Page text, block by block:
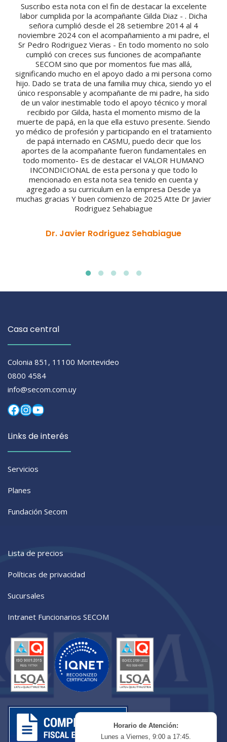
Suscribo esta nota con el fin de destacar la excelente
labor cumplida por la acompañante Gilda Diaz - . Dicha
señora cumplió desde el 28 setiembre 2014 al 4
noviembre 2024 con el acompañamiento a mi padre, el
Sr Pedro Rodriguez Vieras - En todo momento no solo
cumplió con creces sus funciones de acompañante
SECOM sino que por momentos fue mas allá,
significando mucho en el apoyo dado a mi persona como
hijo. Dado se trata de una familia muy chica, siendo yo el
único responsable y acompañante de mi padre, ha sido
de un valor inestimable todo el apoyo técnico y moral
recibido por Gilda, hasta el momento mismo de la
muerte de papá, en la que ella estuvo presente. Siendo
yo médico de profesión y participando en el tratamiento
de papá internado en CASMU, puedo decir que los
aportes de la acompañante fueron fundamentales en
todo momento- Es de destacar el VALOR HUMANO
INCONDICIONAL de esta persona y que todo lo
mencionado en esta nota sea tenido en cuenta y
agregado a su curriculum en la empresa Desde ya
muchas gracias Y buen comienzo de 2025 Atte Dr Javier
Rodriguez Sehabiague
Dr. Javier Rodriguez Sehabiague
Casa central
Colonia 851, 11100 Montevideo
0800 4584
info@secom.com.uy
Facebook
Instagram
YouTube
Links de interés
Servicios
Planes
Fundación Secom
Lista de precios
Políticas de privacidad
Sucursales
Intranet Funcionarios SECOM
Horario de Atención:
Lunes a Viernes, 9:00 a 17:45.